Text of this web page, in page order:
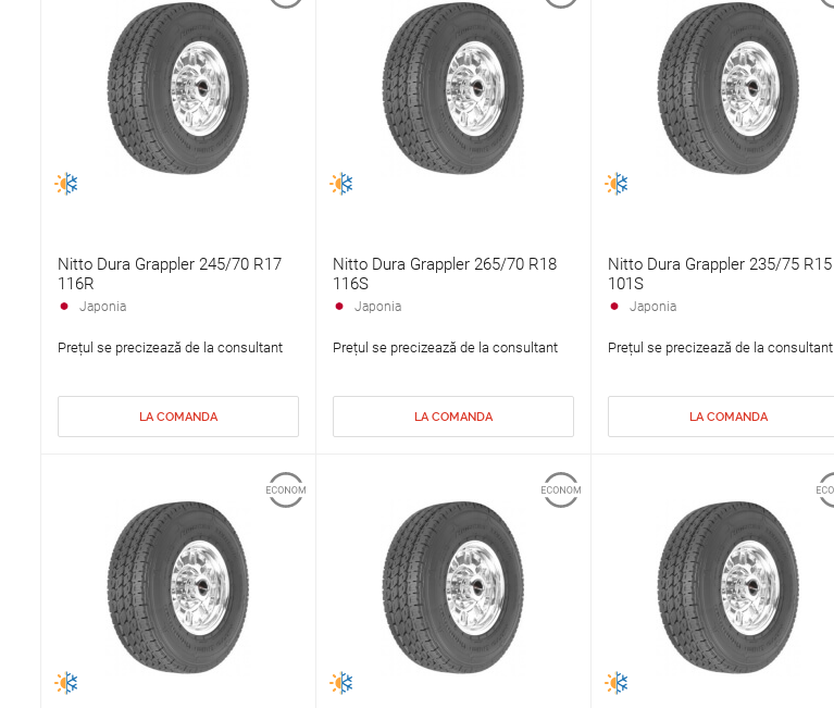
Nitto Dura Grappler 245/70 R17
116R
Japonia
Prețul se precizează de la consultant
LA COMANDA
Nitto Dura Grappler 265/70 R18
116S
Japonia
Prețul se precizează de la consultant
LA COMANDA
Nitto Dura Grappler 235/75 R15
101S
Japonia
Prețul se precizează de la consultant
LA COMANDA